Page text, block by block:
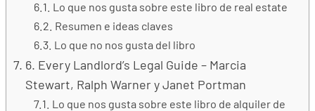
Lo que nos gusta sobre este libro de real estate
Resumen e ideas claves
Lo que no nos gusta del libro
6. Every Landlord’s Legal Guide – Marcia
Stewart, Ralph Warner y Janet Portman
Lo que nos gusta sobre este libro de alquiler de